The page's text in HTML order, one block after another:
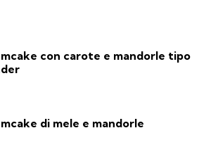
con carote e mandorle tipo
di mele e mandorle